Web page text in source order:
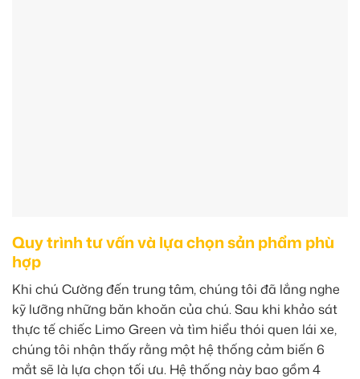
Quy trình tư vấn và lựa chọn sản phẩm phù
hợp
Khi chú Cường đến trung tâm, chúng tôi đã lắng nghe
kỹ lưỡng những băn khoăn của chú. Sau khi khảo sát
thực tế chiếc Limo Green và tìm hiểu thói quen lái xe,
chúng tôi nhận thấy rằng một hệ thống cảm biến 6
mắt sẽ là lựa chọn tối ưu. Hệ thống này bao gồm 4